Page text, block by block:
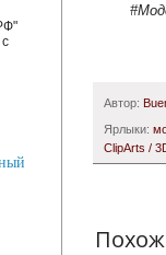
Автор:
Ярлыки:
ClipArts /